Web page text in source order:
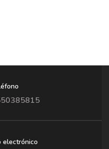
electrónico